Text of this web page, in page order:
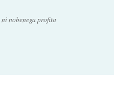
nobenega profita